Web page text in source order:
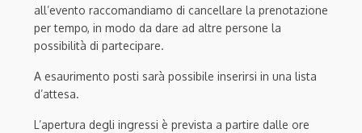
all’evento raccomandiamo di cancellare la prenotazione
per tempo, in modo da dare ad altre persone la
possibilità di partecipare.
A esaurimento posti sarà possibile inserirsi in una lista
d’attesa.
L’apertura degli ingressi è prevista a partire dalle ore